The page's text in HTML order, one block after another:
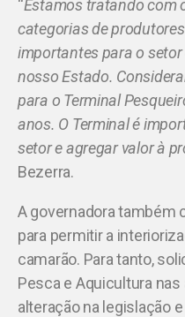
“Estamos tratando com
categorias de
importantes para o
nosso Estado.
para o Terminal
anos. O Terminal é
setor e agregar valor à
Bezerra.
A governadora também
para permitir a
camarão. Para tanto,
Pesca e Aquicultura
alteração na legislação